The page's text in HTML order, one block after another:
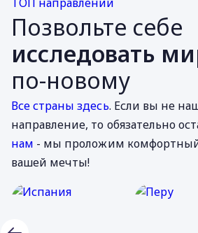
Позвольте себе
исследовать
по-новому
Все страны здесь. Если вы не
направление, то обязательно
нам - мы проложим
вашей мечты!